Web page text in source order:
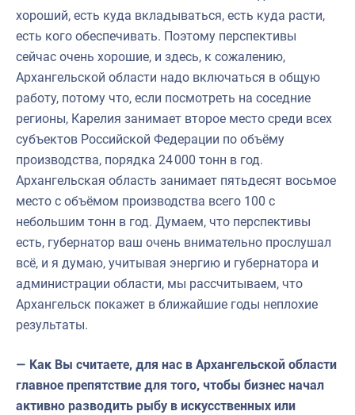
хороший, есть куда вкладываться, есть куда расти,
есть кого обеспечивать. Поэтому перспективы
сейчас очень хорошие, и здесь, к сожалению,
Архангельской области надо включаться в общую
работу, потому что, если посмотреть на соседние
регионы, Карелия занимает второе место среди всех
субъектов Российской Федерации по объёму
производства, порядка 24 000 тонн в год.
Архангельская область занимает пятьдесят восьмое
место с объёмом производства всего 100 с
небольшим тонн в год. Думаем, что перспективы
есть, губернатор ваш очень внимательно прослушал
всё, и я думаю, учитывая энергию и губернатора и
администрации области, мы рассчитываем, что
Архангельск покажет в ближайшие годы неплохие
результаты.
— Как Вы считаете, для нас в Архангельской области
главное препятствие для того, чтобы бизнес начал
активно разводить рыбу в искусственных или